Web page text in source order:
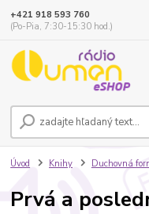
+421 918 593 760
(Po-Pia, 7:30-15:30 hod.)
Úvod Knihy Duchovná
Prvá a